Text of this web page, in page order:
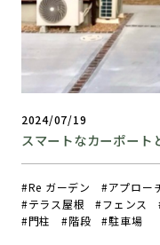
2024/07/19
スマートなカーポート
Re ガーデン アプロー
テラス屋根
フェンス
門柱
階段 駐車場